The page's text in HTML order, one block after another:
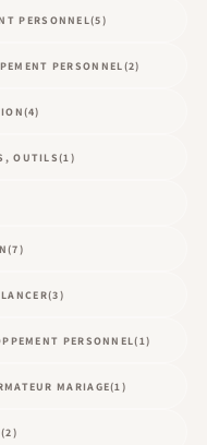
PERSONNEL(5)
PERSONNEL (2)
(4)
OUTILS(1)
(7)
(3)
PERSONNEL(1)
MARIAGE(1)
(2)